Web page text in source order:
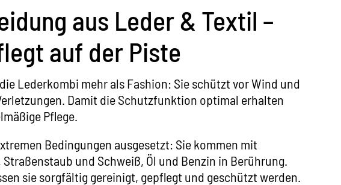
aus Leder & Textil –
auf der Piste
Lederkombi mehr als Fashion: Sie schützt vor Wind und
Damit die Schutzfunktion optimal erhalten
Pflege.
Bedingungen ausgesetzt: Sie kommen mit
und Schweiß, Öl und Benzin in Berührung.
sie sorgfältig gereinigt, gepflegt und geschützt werden.